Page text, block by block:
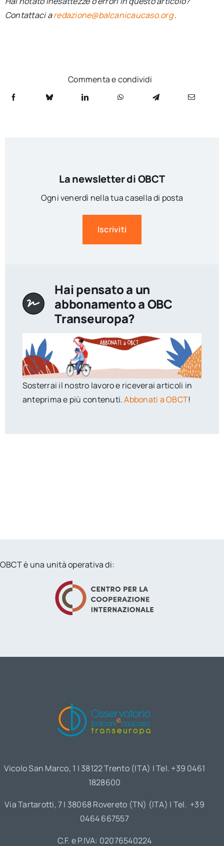
Contattaci aredazione@balcanicaucaso.org.
Commenta e condividi
La newsletter di OBCT
Ogni venerdì nella tua casella di posta
Iscriviti
Hai pensato a un
abbonamento a OBC
Transeuropa?
Sosterrai il nostro lavoro e riceverai articoli in
anteprima e più contenuti.Abbonati a OBCT!
OBCT è una unità operativa di:
Vicolo San Marco, 1 | 38122 Trento (ITA) | Tel. +39 0461
1828600
Via Tartarotti, 7 | 38068 Rovereto (TN) (ITA) | Tel. +39
0464 667557
C.F. e P.IVA: 02076540224